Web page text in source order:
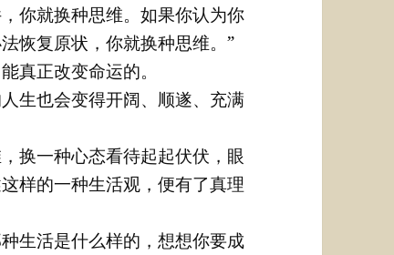
你就换种思维。如果你认为你
恢复原状，你就换种思维。”
真正改变命运的。
生也会变得开阔、顺遂、充满
换一种心态看待起起伏伏，眼
样的一种生活观，便有了真理
生活是什么样的，想想你要成